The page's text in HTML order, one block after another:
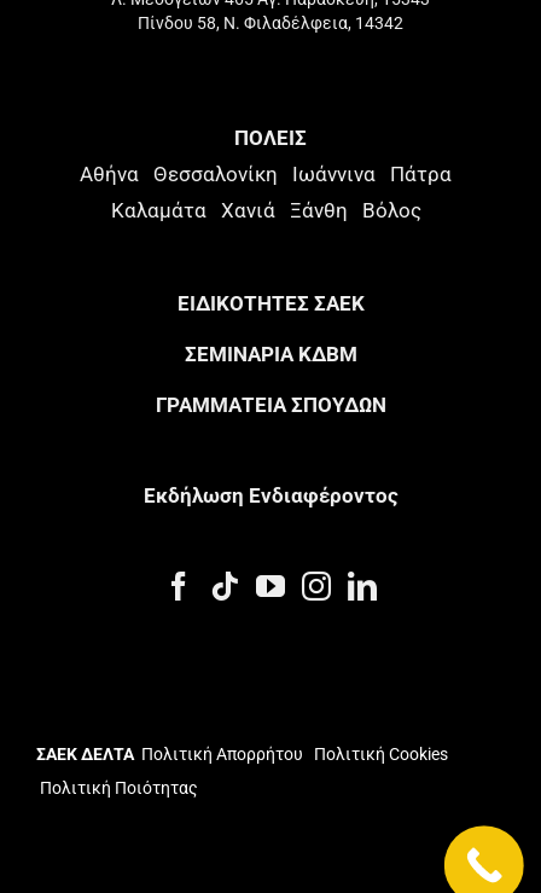
Πίνδου 58, Ν. Φιλαδέλφεια, 14342
ΠΟΛΕΙΣ
Αθήνα Θεσσαλονίκη Ιωάννινα
Πάτρα
Καλαμάτα
Χανιά Ξάνθη Βόλος
ΕΙΔΙΚΟΤΗΤΕΣ ΣΑΕΚ
ΣΕΜΙΝΑΡΙΑ ΚΔΒΜ
ΓΡΑΜΜΑΤΕΙΑ ΣΠΟΥΔΩΝ
Eκδήλωση Eνδιαφέροντος
ΣΑΕΚ ΔΕΛΤΑ Πολιτική Απορρήτου
Πολιτική Cookies
Πολιτική Ποιότητας